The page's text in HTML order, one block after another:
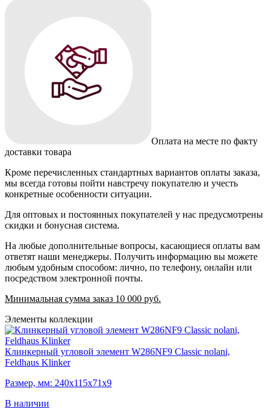
Оплата на месте по факту
доставки товара
Кроме перечисленных стандартных вариантов оплаты заказа,
мы всегда готовы пойти навстречу покупателю и учесть
конкретные особенности ситуации.
Для оптовых и постоянных покупателей у нас предусмотрены
скидки и бонусная система.
На любые дополнительные вопросы, касающиеся оплаты вам
ответят наши менеджеры. Получить информацию вы можете
любым удобным способом: лично, по телефону, онлайн или
посредством электронной почты.
Минимальная сумма заказ 10 000 руб.
Элементы коллекции
Клинкерный угловой элемент W286NF9 Classic nolani,
Feldhaus Klinker
Размер, мм: 240х115х71х9
В наличии